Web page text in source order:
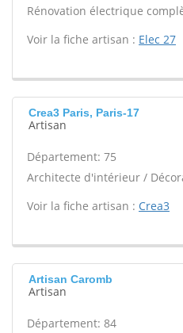
Rénovation électrique
Voir la fiche artisan : Elec 27
Crea3 Paris, Paris-17
Artisan
Département: 75
Architecte d'intérieur /
Voir la fiche artisan : Crea3
Artisan Caromb
Artisan
Département: 84